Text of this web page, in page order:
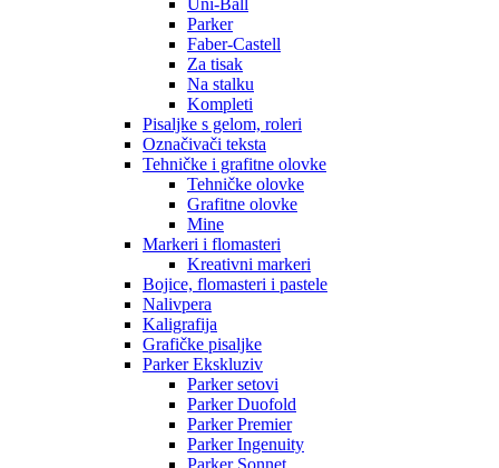
Uni-Ball
Parker
Faber-Castell
Za tisak
Na stalku
Kompleti
Pisaljke s gelom, roleri
Označivači teksta
Tehničke i grafitne olovke
Tehničke olovke
Grafitne olovke
Mine
Markeri i flomasteri
Kreativni markeri
Bojice, flomasteri i pastele
Nalivpera
Kaligrafija
Grafičke pisaljke
Parker Ekskluziv
Parker setovi
Parker Duofold
Parker Premier
Parker Ingenuity
Parker Sonnet